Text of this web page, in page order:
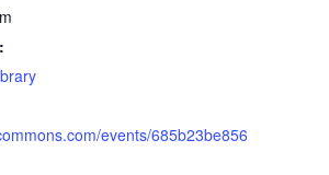
events/685b23be856